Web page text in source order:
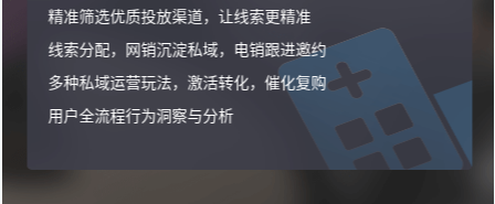
道，让线索更精准
私域，电销跟进邀约
激活转化，催化复购
与分析
覆盖引流、咨询
全业务流程数据